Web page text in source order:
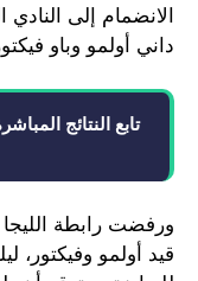
الانضمام إلى النادي
داني أولمو وباو
تابع النتائج
ورفضت رابطة الليجا
قيد أولمو وفيكتور،